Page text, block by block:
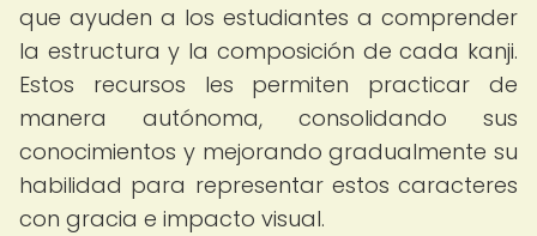
que ayuden a los estudiantes a comprender
la estructura y la composición de cada kanji.
Estos recursos les permiten practicar de
manera autónoma, consolidando sus
conocimientos y mejorando gradualmente su
habilidad para representar estos caracteres
con gracia e impacto visual.